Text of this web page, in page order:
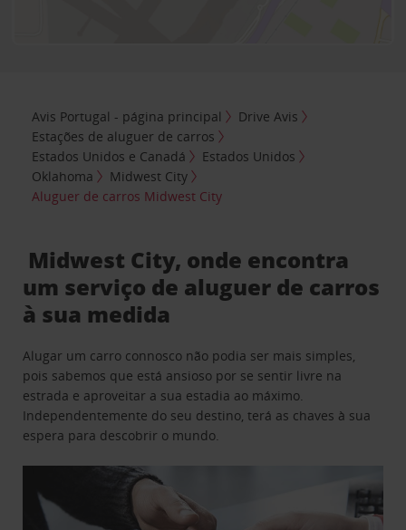
Avis Portugal - página principal
Drive Avis
Estações de aluguer de carros
Estados Unidos e Canadá
Estados Unidos
Oklahoma
Midwest City
Aluguer de carros Midwest City
Midwest City, onde encontra
um serviço de aluguer de carros
à sua medida
Alugar um carro connosco não podia ser mais simples,
pois sabemos que está ansioso por se sentir livre na
estrada e aproveitar a sua estadia ao máximo.
Independentemente do seu destino, terá as chaves à sua
espera para descobrir o mundo.